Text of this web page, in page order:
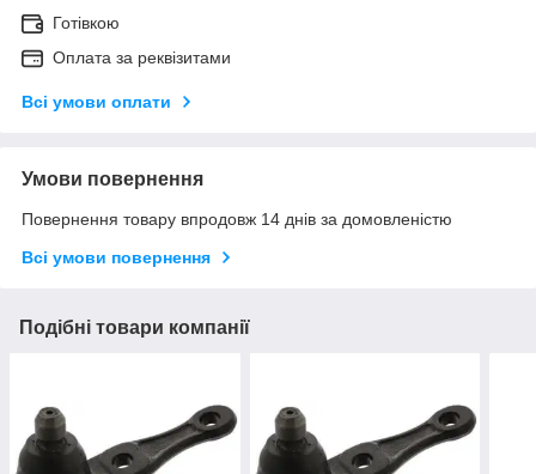
Готівкою
Оплата за реквізитами
Всі умови оплати
Умови повернення
Повернення товару впродовж 14 днів за домовленістю
Всі умови повернення
Подібні товари компанії